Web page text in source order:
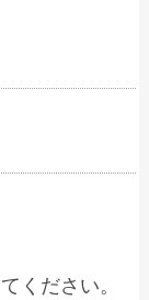
ください。